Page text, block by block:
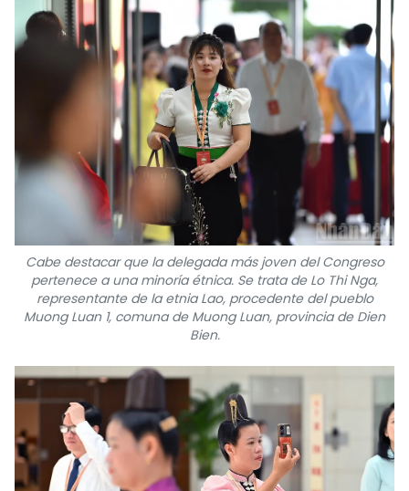
Cabe destacar que la delegada más joven del Congreso
pertenece a una minoría étnica. Se trata de Lo Thi Nga,
representante de la etnia Lao, procedente del pueblo
Muong Luan 1, comuna de Muong Luan, provincia de Dien
Bien.